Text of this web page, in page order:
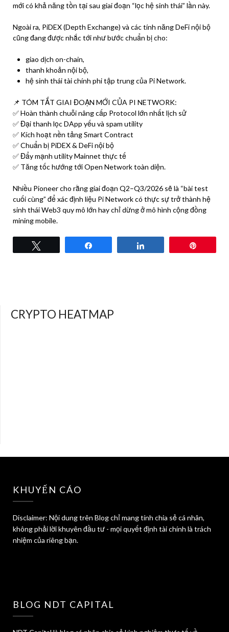
mới có khả năng tồn tại sau giai đoạn “lọc hệ sinh thái” lần này.
Ngoài ra, PiDEX (Depth Exchange) và các tính năng DeFi nội bộ
cũng đang được nhắc tới như bước chuẩn bị cho:
giao dịch on-chain,
thanh khoản nội bộ,
hệ sinh thái tài chính phi tập trung của Pi Network.
📌 TÓM TẮT GIAI ĐOẠN MỚI CỦA PI NETWORK:
✅ Hoàn thành chuỗi nâng cấp Protocol lớn nhất lịch sử
✅ Đại thanh lọc DApp yếu và spam utility
✅ Kích hoạt nền tảng Smart Contract
✅ Chuẩn bị PiDEX & DeFi nội bộ
✅ Đẩy mạnh utility Mainnet thực tế
✅ Tăng tốc hướng tới Open Network toàn diện.
Nhiều Pioneer cho rằng giai đoạn Q2–Q3/2026 sẽ là “bài test
cuối cùng” để xác định liệu Pi Network có thực sự trở thành hệ
sinh thái Web3 quy mô lớn hay chỉ dừng ở mô hình cộng đồng
mining mobile.
CRYPTO HEATMAP
KHUYẾN CÁO
Disclaimer: Nội dung trên Blog chỉ mang tính chia sẻ cá nhân,
không phải lời khuyên đầu tư - mọi quyết định tài chính là trách
nhiệm của riêng bạn.
BLOG NDT CAPITAL